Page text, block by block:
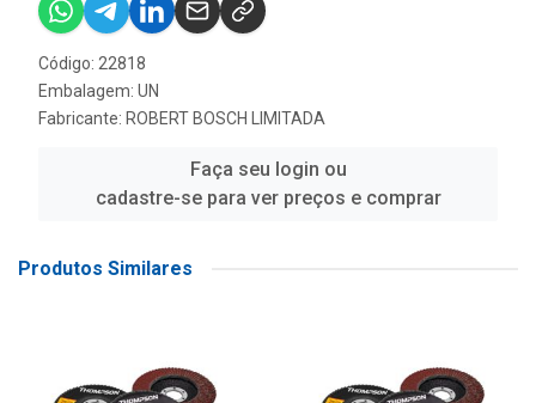
Código: 22818
Embalagem: UN
Fabricante: ROBERT BOSCH LIMITADA
Faça seu login ou
cadastre-se para ver preços e comprar
Produtos Similares